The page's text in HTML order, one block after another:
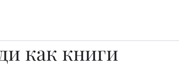
как книги